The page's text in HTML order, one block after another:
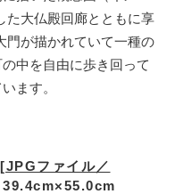
た大仏殿回廊とともに享
門が描かれていて一種の
中を自由に歩き回って
ます。
ファイル／